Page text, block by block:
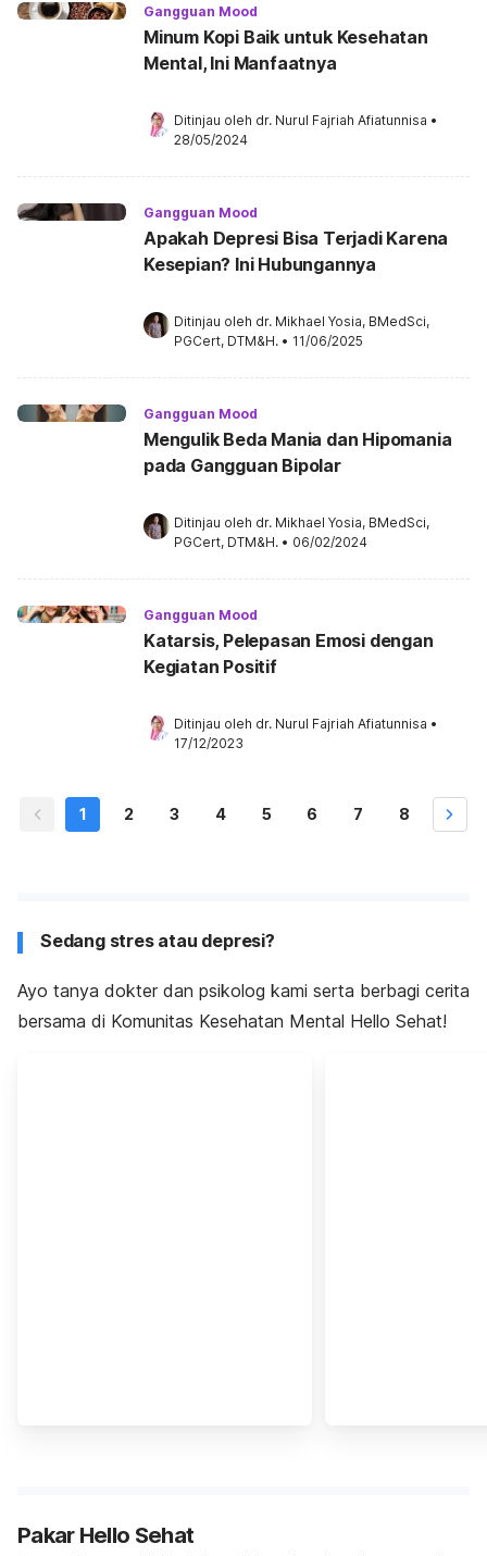
Gangguan Mood
Minum Kopi Baik untuk Kesehatan
Mental, Ini Manfaatnya
Ditinjau oleh dr. Nurul Fajriah Afiatunnisa •
28/05/2024
Gangguan Mood
Apakah Depresi Bisa Terjadi Karena
Kesepian? Ini Hubungannya
Ditinjau oleh dr. Mikhael Yosia, BMedSci,
PGCert, DTM&H. • 11/06/2025
Gangguan Mood
Mengulik Beda Mania dan Hipomania
pada Gangguan Bipolar
Ditinjau oleh dr. Mikhael Yosia, BMedSci,
PGCert, DTM&H. • 06/02/2024
Gangguan Mood
Katarsis, Pelepasan Emosi dengan
Kegiatan Positif
Ditinjau oleh dr. Nurul Fajriah Afiatunnisa •
17/12/2023
1 2 3 4 5 6 7 8
Sedang stres atau depresi?
Ayo tanya dokter dan psikolog kami serta berbagi cerita
bersama di Komunitas Kesehatan Mental Hello Sehat!
Pakar Hello Sehat